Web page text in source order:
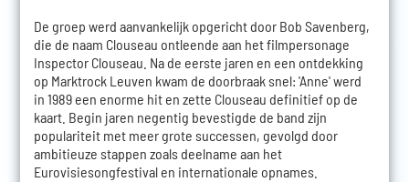
De groep werd aanvankelijk opgericht door Bob Savenberg,
die de naam Clouseau ontleende aan het filmpersonage
Inspector Clouseau. Na de eerste jaren en een ontdekking
op Marktrock Leuven kwam de doorbraak snel: 'Anne' werd
in 1989 een enorme hit en zette Clouseau definitief op de
kaart. Begin jaren negentig bevestigde de band zijn
populariteit met meer grote successen, gevolgd door
ambitieuze stappen zoals deelname aan het
Eurovisiesongfestival en internationale opnames.